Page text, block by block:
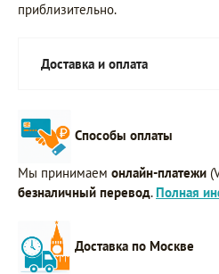
приблизительно.
Доставка и оплата
Способы оплаты
Мы принимаем онлайн-платежи
безналичный перевод. Полная
Доставка по Москве